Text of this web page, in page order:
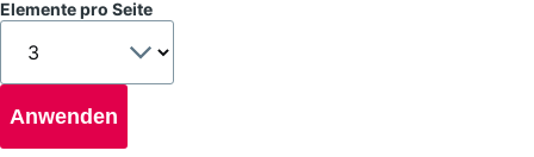
Elemente pro Seite